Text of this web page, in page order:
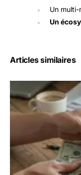
Un multi-
Un
Articles similaires